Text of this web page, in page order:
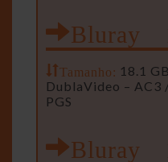
Bluray
Tamanho: 18.1 GB
DublaVideo –
PGS
Bluray